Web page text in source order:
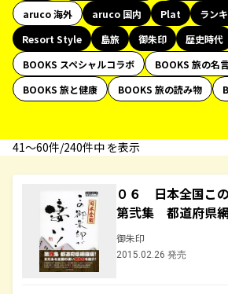
aruco 海外
aruco 国内 Plat
ラン
Resort Style
島旅 御朱印 歴史時代
BOOKS スペシャルコラボ
BOOKS 旅の名
BOOKS 旅と健康
BOOKS 旅の読み物
41〜60件/240件中 を表示
０６ 日本全国こ
第弐集 都道府県
御朱印
2015.02.26 発売